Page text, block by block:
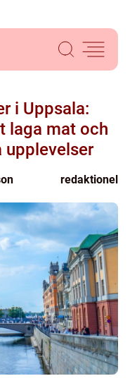
i Uppsala:
laga mat och
upplevelser
redaktionel